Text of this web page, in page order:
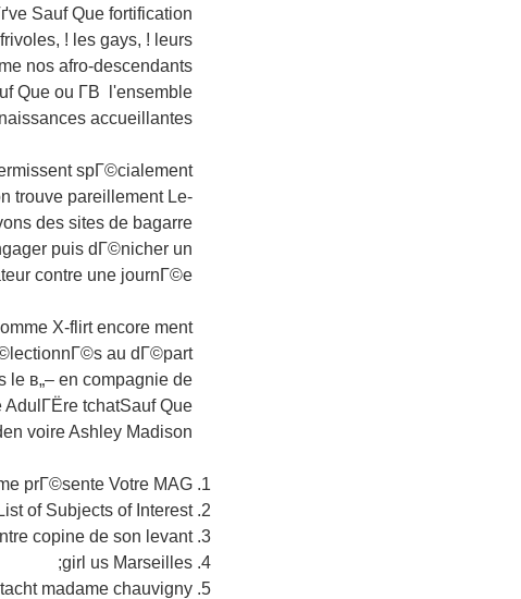
Sauf Que fortification
! les gays, ! leurs
nos afro-descendants
Que ou Г­В l'ensemble
accueillantes
spГ©cialement
trouve pareillement Le-
des sites de bagarre
puis dГ©nicher un
contre une journГ©e
X-flirt encore ment
au dГ©part
le в„– en compagnie de
tchatSauf Que
voire Ashley Madison
prГ©sente Votre MAG
of Subjects of Interest –
copine de son levant
girl us Marseilles;
tacht madame chauvigny;